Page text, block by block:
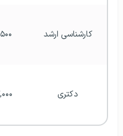
کارشناسی ارشد ۱۵۰۰ تا
دکتری ۲,۰۰۰ تا